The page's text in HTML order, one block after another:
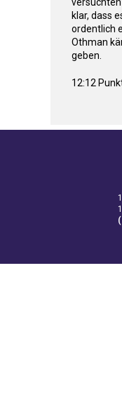
klar, dass
ordentlich
Othman
geben.
12:12